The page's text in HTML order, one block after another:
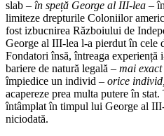
slab – în speță George al III-lea –
limiteze drepturile Coloniilor
fost izbucnirea Războiului de
George al III-lea l-a pierdut în cele
Fondatori însă, întreaga experiență
bariere de natură legală – mai
împiedice un individ – orice
acapereze prea multa putere în
întâmplat în timpul lui George al
niciodată.